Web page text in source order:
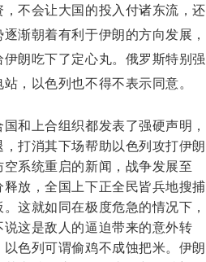
不会让大国的投入付诸东流，还
渐朝着有利于伊朗的方向发展，
朗吃下了定心丸。俄罗斯特别强
，以色列也不得不表示同意。
和上合组织都发表了强硬声明，
打消其下场帮助以色列攻打伊朗
系统重启的新闻，战争发展至
放，全国上下正全民皆兵地搜捕
这就如同在极度危急的情况下，
这是敌人的逼迫带来的意外转
色列可谓偷鸡不成蚀把米。伊朗